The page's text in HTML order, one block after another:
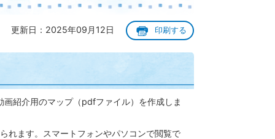
更新日：2025年09月12日 印刷する
紹介用のマップ（pdfファイル）を作成しま
れます。スマートフォンやパソコンで閲覧で